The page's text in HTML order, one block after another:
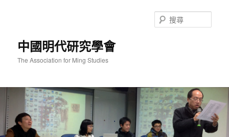
中國明代研究學會
The Association for Ming Studies
尋